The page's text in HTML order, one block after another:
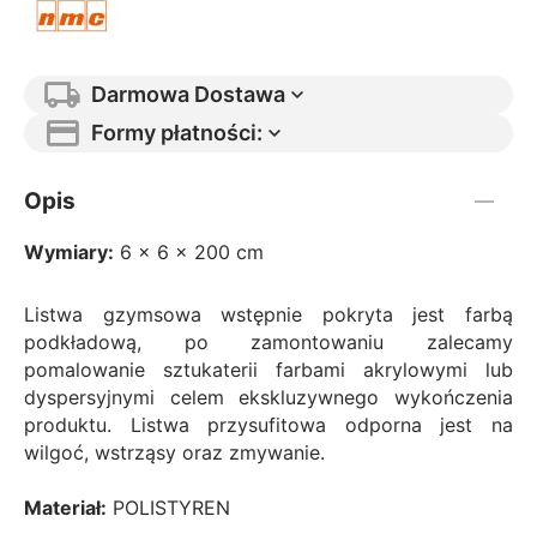
Darmowa Dostawa
Formy płatności:
Opis
Wymiary: 6 x 6 x 200 cm
Listwa gzymsowa wstępnie pokryta jest farbą
podkładową, po zamontowaniu zalecamy
pomalowanie sztukaterii farbami akrylowymi lub
dyspersyjnymi celem ekskluzywnego wykończenia
produktu. Listwa przysufitowa odporna jest na
wilgoć, wstrząsy oraz zmywanie.
Materiał: POLISTYREN